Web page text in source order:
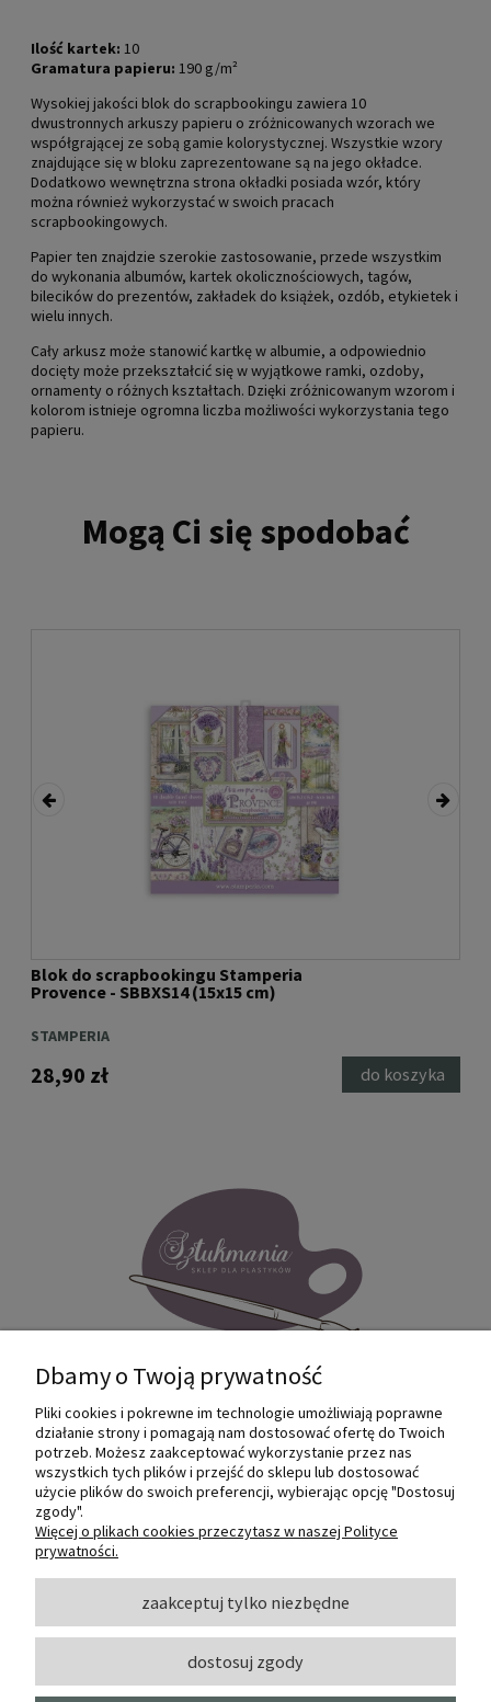
Ilość kartek: 10
Gramatura papieru: 190 g/m²
Wysokiej jakości blok do scrapbookingu zawiera 10
dwustronnych arkuszy papieru o zróżnicowanych wzorach we
współgrającej ze sobą gamie kolorystycznej. Wszystkie wzory
znajdujące się w bloku zaprezentowane są na jego okładce.
Dodatkowo wewnętrzna strona okładki posiada wzór, który
można również wykorzystać w swoich pracach
scrapbookingowych.
Papier ten znajdzie szerokie zastosowanie, przede wszystkim
do wykonania albumów, kartek okolicznościowych, tagów,
bilecików do prezentów, zakładek do książek, ozdób, etykietek i
wielu innych.
Cały arkusz może stanowić kartkę w albumie, a odpowiednio
docięty może przekształcić się w wyjątkowe ramki, ozdoby,
ornamenty o różnych kształtach. Dzięki zróżnicowanym wzorom i
kolorom istnieje ogromna liczba możliwości wykorzystania tego
papieru.
Mogą Ci się spodobać
Blok do scrapbookingu Stamperia
Provence - SBBXS14 (15x15 cm)
STAMPERIA
28,90 zł do koszyka
Internetowy sklep dla plastyków
SZTUKMANIA. Profesjonalne artykuły dla
małych i dużych artystów.
O NAS
INFORMACJE I POMOC
Dbamy o Twoją prywatność
Pliki cookies i pokrewne im technologie umożliwiają poprawne
działanie strony i pomagają nam dostosować ofertę do Twoich
potrzeb. Możesz zaakceptować wykorzystanie przez nas
wszystkich tych plików i przejść do sklepu lub dostosować
użycie plików do swoich preferencji, wybierając opcję "Dostosuj
zgody".
Więcej o plikach cookies przeczytasz w naszej Polityce
prywatności.
zaakceptuj tylko niezbędne
dostosuj zgody